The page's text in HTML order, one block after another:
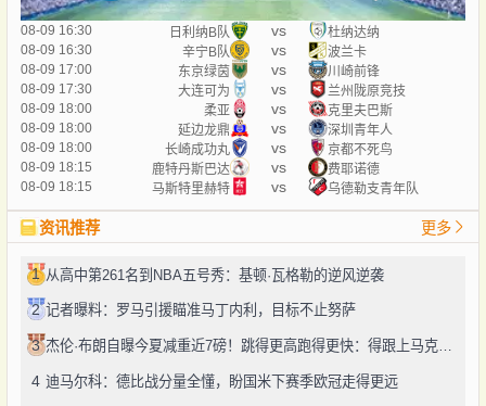
08-09 16:30 日利纳B队 vs
杜纳达纳
08-09 16:30
辛宁B队 vs
波兰卡
08-09 17:00
东京绿茵 vs
川崎前锋
08-09 17:30
大连可为 vs
兰州陇原竞技
08-09 18:00
柔亚 vs
克里夫巴斯
08-09 18:00
延边龙鼎 vs
深圳青年人
08-09 18:00
长崎成功丸 vs
京都不死鸟
08-09 18:15
鹿特丹斯巴达 vs
费耶诺德
08-09 18:15
马斯特里赫特 vs 乌德勒支青年队
资讯推荐 更多
1 从高中第261名到NBA五号秀：基顿·瓦格勒的逆风逆袭
2 记者曝料：罗马引援瞄准马丁内利，目标不止努萨
3 杰伦·布朗自曝今夏减重近7磅！跳得更高跑得更快：得跟上马克西、勒布朗的节奏
4 迪马尔科：德比战分量全懂，盼国米下赛季欧冠走得更远